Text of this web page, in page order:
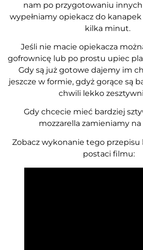
nam po przygotowaniu innych
wypełniamy opiekacz do
kilka minut.
Jeśli nie macie opiekacza
gofrownicę lub po prostu upiec
Gdy są już gotowe dajemy im
jeszcze w formie, gdyż gorące są
chwili lekko
Gdy chcecie mieć bardziej
mozzarella zamieniamy
Zobacz wykonanie tego
postaci filmu: